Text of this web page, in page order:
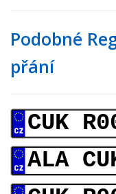
Podobné
přání
CUK
ALA